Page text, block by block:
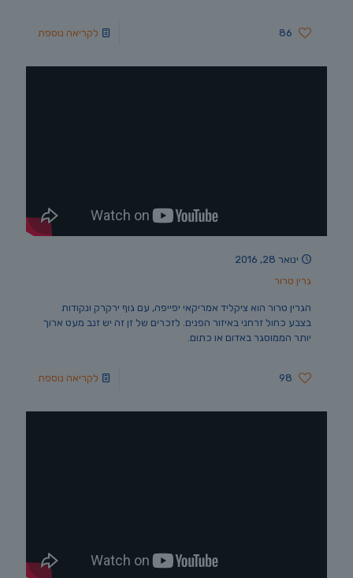
86 לקריאה נוספת
ינואר 28, 2016
גרין טרור
הגרין טרור הוא ציקליד אמריקאי יפייפה, עם גוף ירקרק ונקודות
בצבע כחול זרחני באיזור הפנים. לזכרים של זן זה יש זנב מעט ארוך
יותר הממוסגר באדום או כתום.
98 לקריאה נוספת